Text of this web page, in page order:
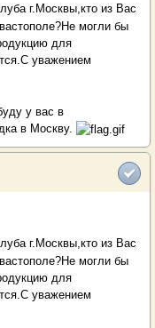
г.Москвы,кто из Вас
могли бы
для
уважением
у вас в
в Москву.
г.Москвы,кто из Вас
могли бы
для
уважением